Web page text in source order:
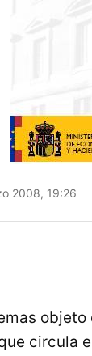
2008, 19:26
circula